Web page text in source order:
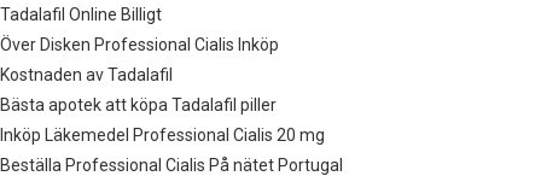
Tadalafil Online Billigt
Över Disken Professional Cialis Inköp
Kostnaden av Tadalafil
Bästa apotek att köpa Tadalafil piller
Inköp Läkemedel Professional Cialis 20 mg
Beställa Professional Cialis På nätet Portugal